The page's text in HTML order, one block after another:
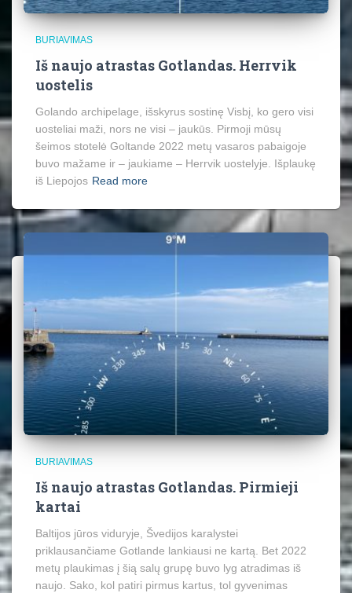
BURIAVIMAS
Iš naujo atrastas Gotlandas. Herrvik
uostelis
Golando archipelage, išskyrus sostinę Visbį, ko gero visi
uosteliai maži, nors ne visi – jaukūs. Pirmoji mūsų
šeimos stotelė Goltande 2022 metų vasaros pabaigoje
buvo mažame ir – jaukiame – Herrvik uostelyje. Išplaukę
iš Liepojos Read more
BURIAVIMAS
Iš naujo atrastas Gotlandas. Pirmieji
kartai
Baltijos jūros viduryje, Švedijos karalystei
priklausančiame Gotlande lankiausi ne kartą. Bet 2022
metų plaukimas į šią salų grupę buvo lyg atradimas iš
naujo. Sako, kol patiri pirmus kartus, tol gyvenimas